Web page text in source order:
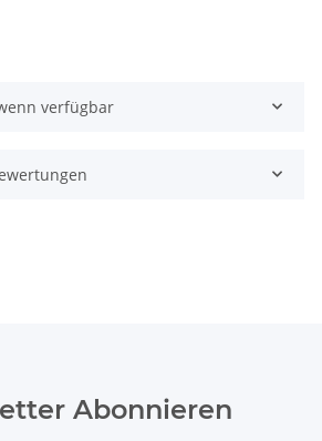
verfügbar
Abonnieren